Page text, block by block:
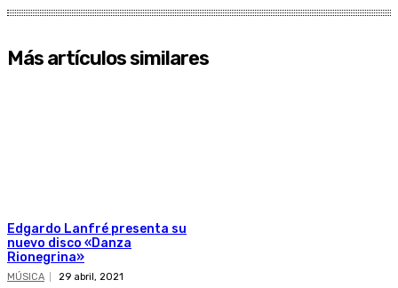
Más artículos similares
Edgardo Lanfré presenta su
nuevo disco «Danza
Rionegrina»
MÚSICA 29 abril, 2021